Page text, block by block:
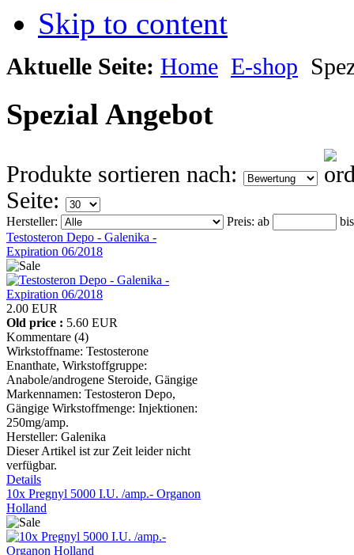
Skip to content
Aktuelle Seite: Home E-shop
Spezial Angebot
Produkte sortieren nach:
Seite:
Hersteller: Preis: ab
Testosteron Depo - Galenika -
Expiration 06/2018
2.00 EUR
Old price : 5.60 EUR
Kommentare (4)
Wirkstoffname: Testosterone
Enanthate, Wirkstoffgruppe:
Anabole/androgene Steroide, Gängige
Markennamen: Testosteron Depo,
Gängige Wirkstoffmenge: Injektionen:
250mg/amp.
Hersteller: Galenika
Dieser Artikel ist zur Zeit leider nicht
verfügbar.
Details
10x Pregnyl 5000 I.U. /amp.- Organon
Holland